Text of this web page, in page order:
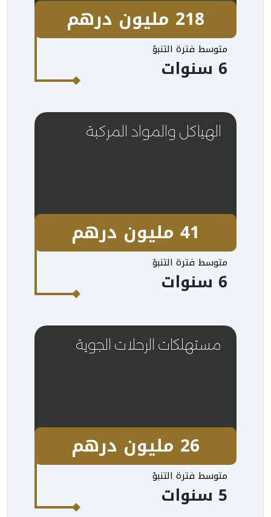
218 مليون درهم
متوسط فترة التنبؤ
6 سنوات
الهياكل والمواد المركبة
41 مليون درهم
متوسط فترة التنبؤ
6 سنوات
مستهلكات الرحلات الجوية
26 مليون درهم
متوسط فترة التنبؤ
5 سنوات